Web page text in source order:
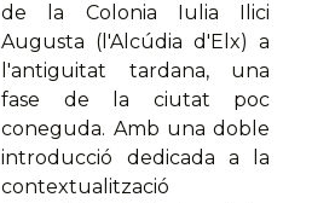
de la Colonia Iulia Ilici
Augusta (l'Alcúdia d'Elx) a
l'antiguitat tardana, una
fase de la ciutat poc
coneguda. Amb una doble
introducció dedicada a la
contextualització